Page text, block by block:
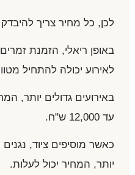
לכן, כל מחיר צריך
באופן ריאלי, הזמנת
לאירוע יכולה להתחיל מטווח של
עד 12,000 ש"ח.
כאשר מוסיפים ציוד,
יותר, המחיר יכול לעלות.